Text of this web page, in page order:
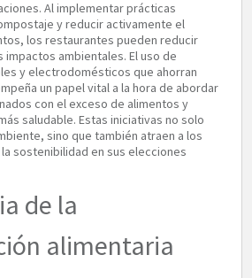
Al implementar prácticas
y reducir activamente el
los restaurantes pueden reducir
ambientales. El uso de
y electrodomésticos que ahorran
un papel vital a la hora de abordar
con el exceso de alimentos y
saludable. Estas iniciativas no solo
sino que también atraen a los
sostenibilidad en sus elecciones
de la
alimentaria